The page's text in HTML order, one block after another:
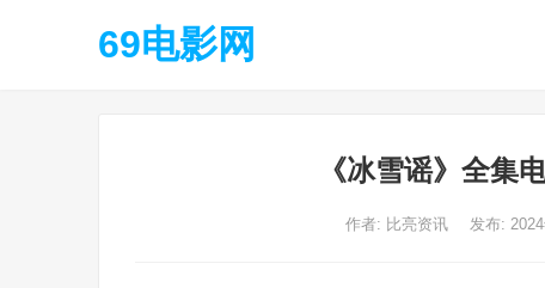
69电影网
《冰雪谣》全集
作者: 比亮资讯 发布: